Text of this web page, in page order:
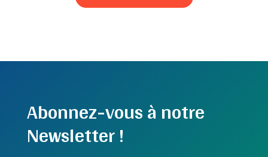
Abonnez-vous à notre
Newsletter !